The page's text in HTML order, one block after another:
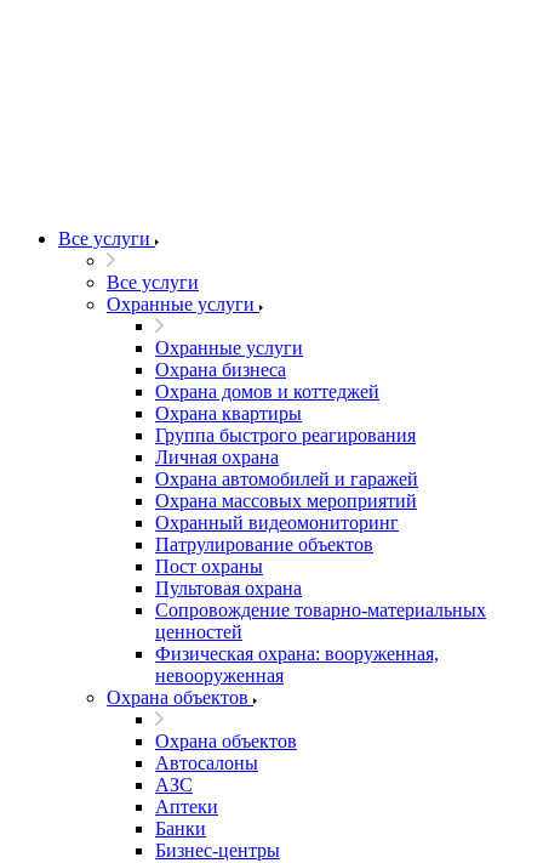
Все услуги
Все услуги
Охранные услуги
Охранные услуги
Охрана бизнеса
Охрана домов и коттеджей
Охрана квартиры
Группа быстрого реагирования
Личная охрана
Охрана автомобилей и гаражей
Охрана массовых мероприятий
Охранный видеомониторинг
Патрулирование объектов
Пост охраны
Пультовая охрана
Сопровождение товарно-материальных
ценностей
Физическая охрана: вооруженная,
невооруженная
Охрана объектов
Охрана объектов
Автосалоны
АЗС
Аптеки
Банки
Бизнес-центры